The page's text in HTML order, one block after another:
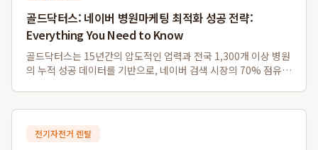
골드닥터스: 네이버 병원마케팅 최적화 성공 전략:
Everything You Need to Know
골드닥터스는 15년간의 압도적인 업력과 전국 1,300개 이상 병원
의 누적 성공 데이터를 기반으로, 네이버 검색 시장의 70% 점유율
하는 네이버 알고리즘 속에서...
전기자전거 렌탈